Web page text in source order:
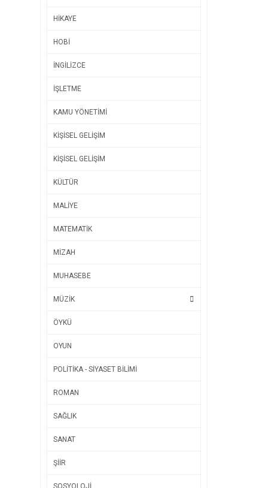
HİKAYE
HOBİ
İNGİLİZCE
İŞLETME
KAMU YÖNETİMİ
KİŞİSEL GELİŞİM
KİŞİSEL GELİŞİM
KÜLTÜR
MALİYE
MATEMATİK
MİZAH
MUHASEBE
MÜZİK
ÖYKÜ
OYUN
POLİTİKA - SİYASET BİLİMİ
ROMAN
SAĞLIK
SANAT
ŞİİR
SOSYOLOJİ